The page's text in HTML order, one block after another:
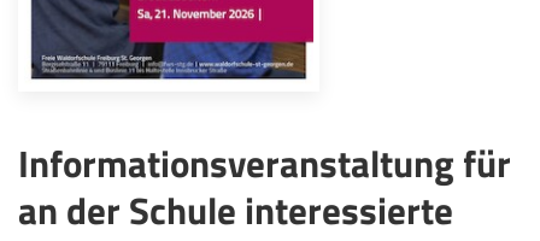
Informationsveranstaltung für
an der Schule interessierte